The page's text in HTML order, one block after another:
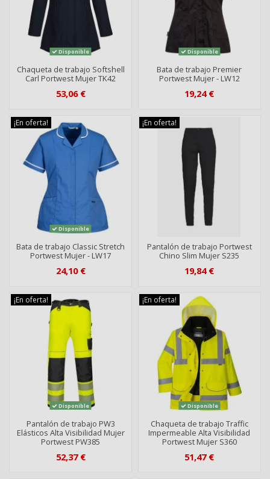
Disponible
Chaqueta de trabajo Softshell
Carl Portwest Mujer TK42
53,06 €
Disponible
Bata de trabajo Premier
Portwest Mujer - LW12
19,24 €
¡En oferta!
Disponible
Bata de trabajo Classic Stretch
Portwest Mujer - LW17
24,10 €
¡En oferta!
Pantalón de trabajo Portwest
Chino Slim Mujer S235
19,84 €
¡En oferta!
Disponible
Pantalón de trabajo PW3
Elásticos Alta Visibilidad Mujer
Portwest PW385
52,37 €
¡En oferta!
Disponible
Chaqueta de trabajo Traffic
Impermeable Alta Visibilidad
Portwest Mujer S360
51,47 €